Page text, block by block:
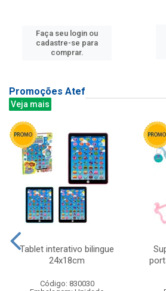
Faça seu login ou
cadastre-se para
comprar.
Promoções Atef
Veja mais
Tablet interativo bilingue
24x18cm
Código: 830030